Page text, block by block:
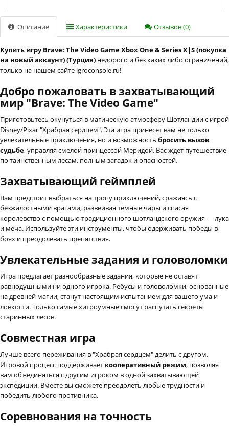
Описание Характеристики Отзывов (0)
Купить игру Brave: The Video Game Xbox One & Series X|S (покупка
на новый аккаунт) (Турция) недорого и без каких либо ограничений,
только на нашем сайте igroconsole.ru!
Добро пожаловать в захватывающий
мир "Brave: The Video Game"
Приготовьтесь окунуться в магическую атмосферу Шотландии с игрой
Disney/Pixar "Храбрая сердцем". Эта игра принесет вам не только
увлекательные приключения, но и возможность бросить вызов
судьбе, управляя смелой принцессой Меридой. Вас ждет путешествие
по таинственным лесам, полным загадок и опасностей.
Захватывающий геймплей
Вам предстоит выбраться на тропу приключений, сражаясь с
безжалостными врагами, развеивая тёмные чары и спасая
королевство с помощью традиционного шотландского оружия — лука
и меча. Используйте эти инструменты, чтобы одерживать победы в
боях и преодолевать препятствия.
Увлекательные задания и головоломки
Игра предлагает разнообразные задания, которые не оставят
равнодушными ни одного игрока. Ребусы и головоломки, основанные
на древней магии, станут настоящим испытанием для вашего ума и
ловкости. Только самые хитроумные смогут распутать секреты
старинных лесов.
Совместная игра
Лучше всего переживания в "Храбрая сердцем" делить с другом.
Игровой процесс поддерживает кооперативный режим, позволяя
вам объединяться с другим игроком в одной захватывающей
экспедиции. Вместе вы сможете преодолеть любые трудности и
победить любого противника.
Соревнования на точность